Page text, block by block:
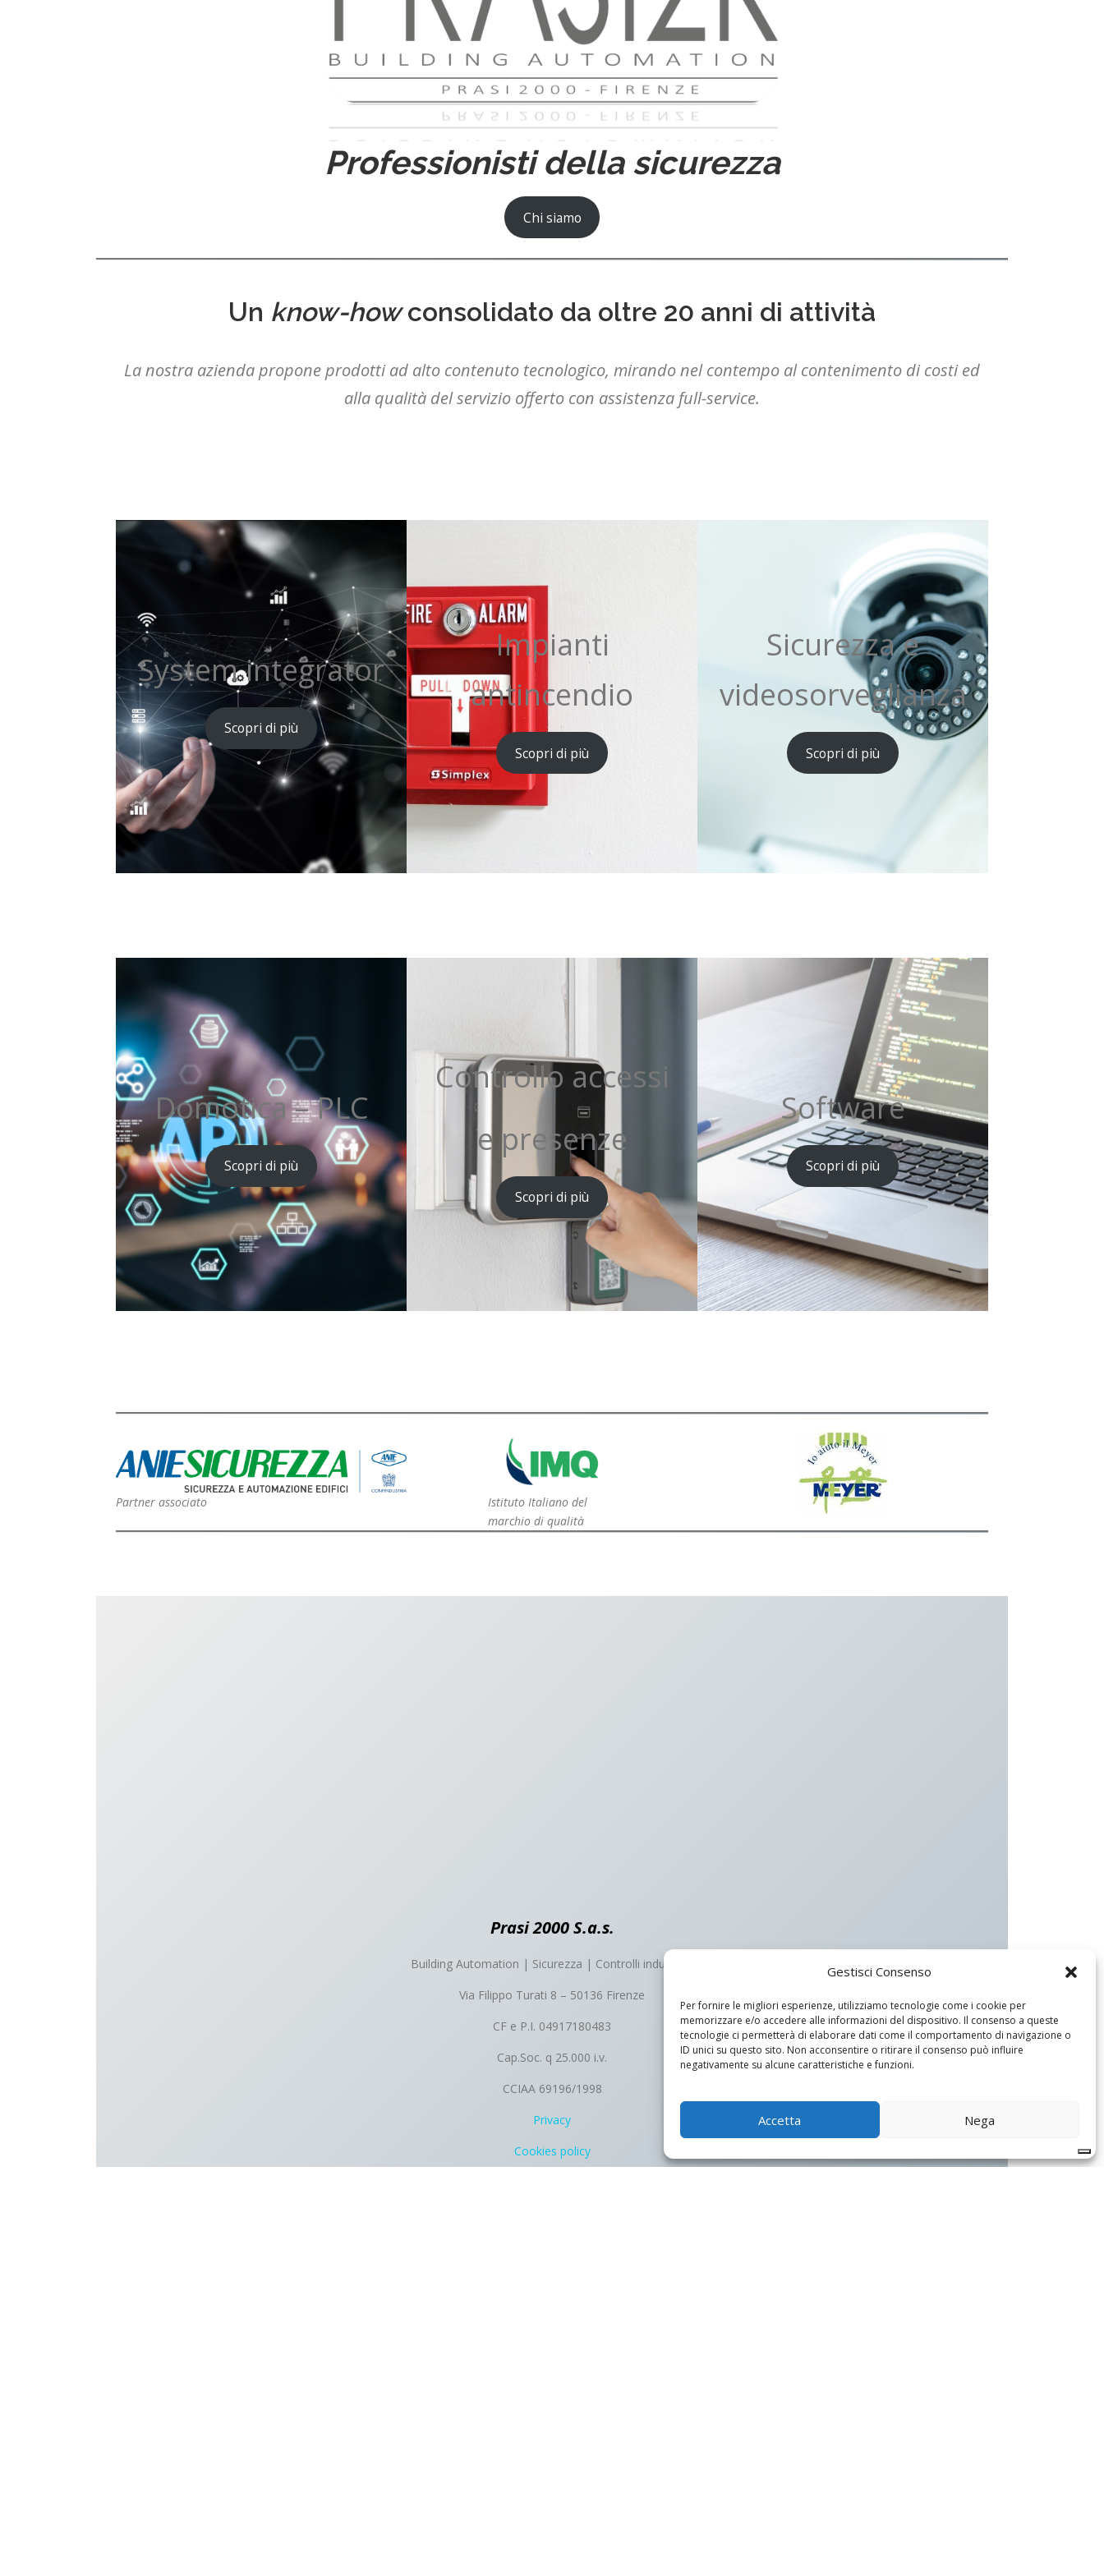
Gestisci Consenso
Per fornire le migliori esperienze, utilizziamo tecnologie come i cookie per
memorizzare e/o accedere alle informazioni del dispositivo. Il consenso a queste
tecnologie ci permetterà di elaborare dati come il comportamento di navigazione o
ID unici su questo sito. Non acconsentire o ritirare il consenso può influire
negativamente su alcune caratteristiche e funzioni.
Accetta Nega
Professionisti della sicurezza
Chi siamo
Un know-howconsolidato da oltre 20 anni di attività
La nostra azienda propone prodotti ad alto contenuto tecnologico, mirando nel contempo al contenimento di costi ed
alla qualità del servizio offerto con assistenza full-service.
System integrator
Scopri di più
Impianti
antincendio
Scopri di più
Sicurezza e
videosorveglianza
Scopri di più
Domotica – PLC
Scopri di più
Controllo accessi
e presenze
Scopri di più
Software
Scopri di più
Partner associato
Istituto Italiano del
marchio di qualità
Prasi 2000 S.a.s.
Building Automation | Sicurezza | Controlli industriali
Via Filippo Turati 8 – 50136 Firenze
CF e P.I. 04917180483
Cap.Soc. q 25.000 i.v.
CCIAA 69196/1998
Privacy
Cookies policy